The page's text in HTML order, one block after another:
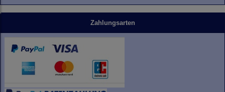
Zahlungsarten